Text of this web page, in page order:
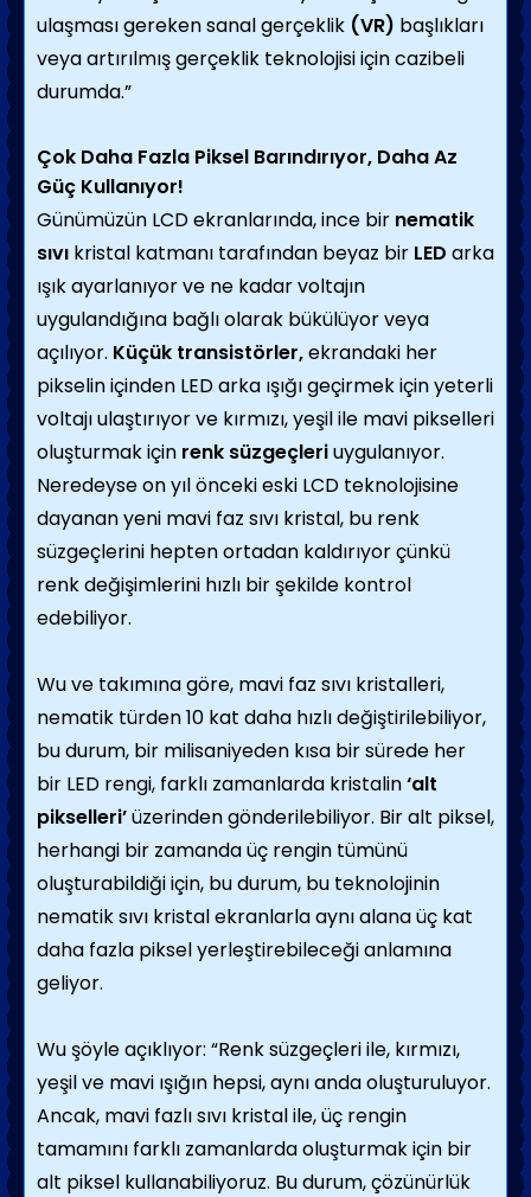
ulaşması gereken sanal gerçeklik (VR) başlıkları
veya artırılmış gerçeklik teknolojisi için cazibeli
durumda.”
Çok Daha Fazla Piksel Barındırıyor, Daha Az
Güç Kullanıyor!
Günümüzün LCD ekranlarında, ince bir nematik
sıvı kristal katmanı tarafından beyaz bir LED arka
ışık ayarlanıyor ve ne kadar voltajın
uygulandığına bağlı olarak bükülüyor veya
açılıyor. Küçük transistörler,ekrandaki her
pikselin içinden LED arka ışığı geçirmek için yeterli
voltajı ulaştırıyor ve kırmızı, yeşil ile mavi pikselleri
oluşturmak için renk süzgeçleriuygulanıyor.
Neredeyse on yıl önceki eski LCD teknolojisine
dayanan yeni mavi faz sıvı kristal, bu renk
süzgeçlerini hepten ortadan kaldırıyor çünkü
renk değişimlerini hızlı bir şekilde kontrol
edebiliyor.
Wu ve takımına göre, mavi faz sıvı kristalleri,
nematik türden 10 kat daha hızlı değiştirilebiliyor,
bu durum, bir milisaniyeden kısa bir sürede her
bir LED rengi, farklı zamanlarda kristalin‘alt
pikselleri’üzerinden gönderilebiliyor. Bir alt piksel,
herhangi bir zamanda üç rengin tümünü
oluşturabildiği için, bu durum, bu teknolojinin
nematik sıvı kristal ekranlarla aynı alana üç kat
daha fazla piksel yerleştirebileceği anlamına
geliyor.
Wu şöyle açıklıyor: “Renk süzgeçleri ile, kırmızı,
yeşil ve mavi ışığın hepsi, aynı anda oluşturuluyor.
Ancak, mavi fazlı sıvı kristal ile, üç rengin
tamamını farklı zamanlarda oluşturmak için bir
alt piksel kullanabiliyoruz. Bu durum, çözünürlük